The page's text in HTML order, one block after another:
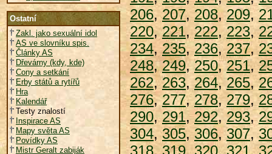
Ostatní
Zakl. jako sexuální idol
AS ve slovníku spis.
Články AS
Dřevárny (kdy, kde)
Cony a setkání
Erby států a rytířů
Hra
Kalendář
Testy znalostí
Inspirace AS
Mapy světa AS
Povídky AS
Mistr Geralt zabiják
206, 207, 208,209,
220,221, 222,223,
234,235,236,237,
248,249,250,251,
262,263,264,265,
276,277, 278, 279,
290,291, 292, 293,
304,305, 306,307,
318,319, 320,321,